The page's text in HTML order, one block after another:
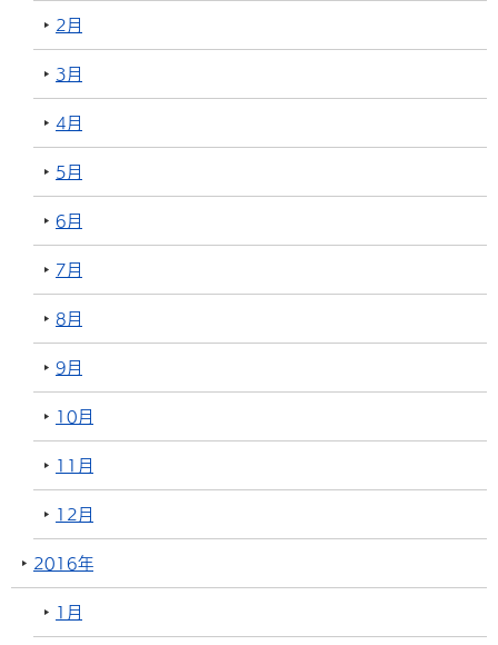
2月
3月
4月
5月
6月
7月
8月
9月
10月
11月
12月
2016年
1月